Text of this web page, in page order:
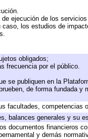
ejecución de los servicios
los estudios de
obligados;
frecuencia por el público.
se publiquen en la
de forma fundada
facultades, competencias
balances generales y su
documentos financieros
y demás